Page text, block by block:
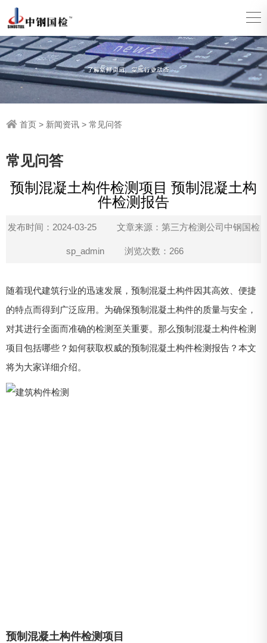
首页 > 新闻资讯 > 常见问答
常见问答
预制混凝土构件检测项目 预制混凝土构
件检测报告
发布时间：2024-03-25 文章来源：第三方检测公司中钢国检
sp_admin 浏览次数：266
随着现代建筑行业的迅速发展，预制混凝土构件因其高效、便捷
的特点而得到广泛应用。为确保预制混凝土构件的质量与安全，
对其进行全面而准确的检测至关重要。那么预制混凝土构件检测
项目包括哪些？如何获取权威的预制混凝土构件检测报告？本文
将为大家详细介绍。
预制混凝土构件检测项目